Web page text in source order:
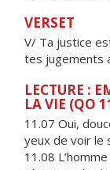
VERSET
V/ Ta justice
tes jugements
LECTURE :
LA VIE (QO
11.07 Oui,
yeux de voir le
11.08